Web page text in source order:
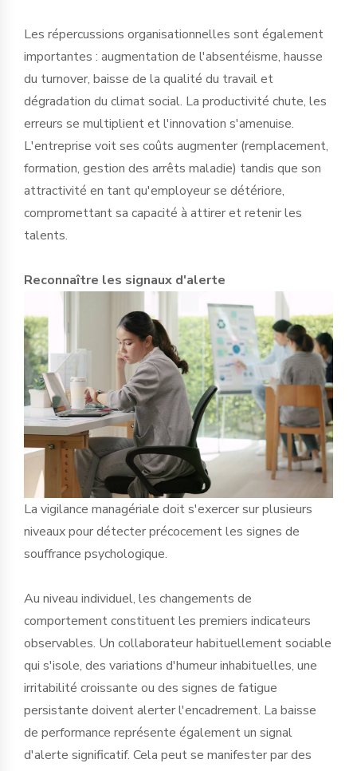
Les répercussions organisationnelles sont également
importantes : augmentation de l'absentéisme, hausse
du turnover, baisse de la qualité du travail et
dégradation du climat social. La productivité chute, les
erreurs se multiplient et l'innovation s'amenuise.
L'entreprise voit ses coûts augmenter (remplacement,
formation, gestion des arrêts maladie) tandis que son
attractivité en tant qu'employeur se détériore,
compromettant sa capacité à attirer et retenir les
talents.
Reconnaître les signaux d'alerte
La vigilance managériale doit s'exercer sur plusieurs
niveaux pour détecter précocement les signes de
souffrance psychologique.
Au niveau individuel, les changements de
comportement constituent les premiers indicateurs
observables. Un collaborateur habituellement sociable
qui s'isole, des variations d'humeur inhabituelles, une
irritabilité croissante ou des signes de fatigue
persistante doivent alerter l'encadrement. La baisse
de performance représente également un signal
d'alerte significatif. Cela peut se manifester par des